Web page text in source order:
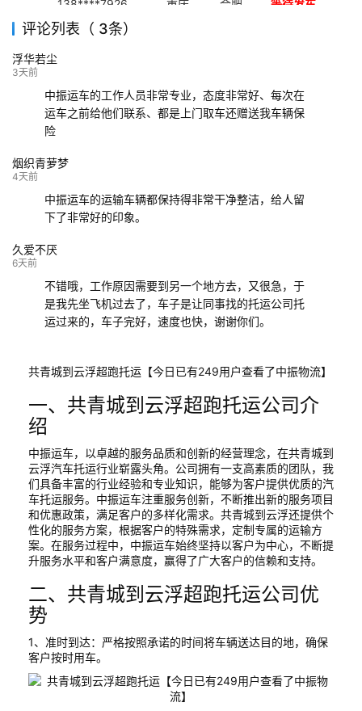
138****7926 重庆 合肥 等待发车
139****9233
评论列表（ 3条）
浮华若尘
3天前
中振运车的工作人员非常专业，态度非常好、每次在
运车之前给他们联系、都是上门取车还赠送我车辆保
险
烟织青萝梦
4天前
中振运车的运输车辆都保持得非常干净整洁，给人留
下了非常好的印象。
久爱不厌
6天前
不错哦，工作原因需要到另一个地方去，又很急，于
是我先坐飞机过去了，车子是让同事找的托运公司托
运过来的，车子完好，速度也快，谢谢你们。
共青城到云浮超跑托运【今日已有249用户查看了中振物流】
一、共青城到云浮超跑托运公司介
绍
中振运车，以卓越的服务品质和创新的经营理念，在共青城到
云浮汽车托运行业崭露头角。公司拥有一支高素质的团队，我
们具备丰富的行业经验和专业知识，能够为客户提供优质的汽
车托运服务。中振运车注重服务创新，不断推出新的服务项目
和优惠政策，满足客户的多样化需求。共青城到云浮还提供个
性化的服务方案，根据客户的特殊需求，定制专属的运输方
案。在服务过程中，中振运车始终坚持以客户为中心，不断提
升服务水平和客户满意度，赢得了广大客户的信赖和支持。
二、共青城到云浮超跑托运公司优
势
1、准时到达：严格按照承诺的时间将车辆送达目的地，确保
客户按时用车。